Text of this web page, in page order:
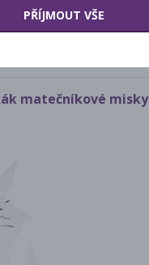
matečníkové misky
PŘÍJMOUT VŠE